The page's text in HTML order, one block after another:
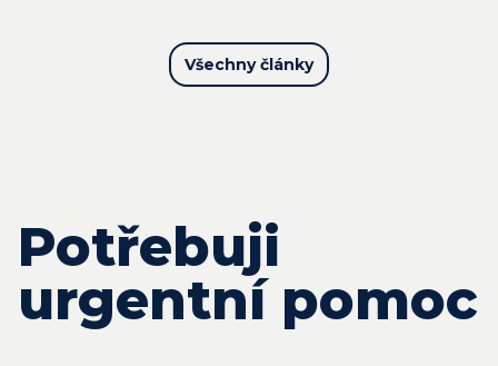
Všechny články
Potřebuji
urgentní pomoc